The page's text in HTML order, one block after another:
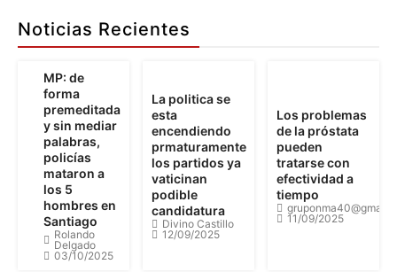
Aquí
Detalles
Noticias Recientes
MP: de
forma
premeditada
y sin mediar
palabras,
policías
mataron a
los 5
hombres en
Santiago
Rolando
Delgado
03/10/2025
La politica se
esta
encendiendo
prmaturamente
los partidos ya
vaticinan
podible
candidatura
Divino Castillo
12/09/2025
Los problemas
de la próstata
pueden
tratarse con
efectividad a
tiempo
11/09/2025